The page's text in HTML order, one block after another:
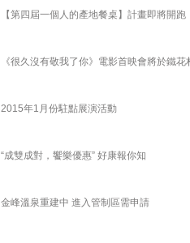
【第四屆一個人的產地餐桌】計畫即將開跑
《很久沒有敬我了你》電影首映會將於鐵花
2015年1月份駐點展演活動
“成雙成對，饗樂優惠” 好康報你知
金峰溫泉重建中 進入管制區需申請